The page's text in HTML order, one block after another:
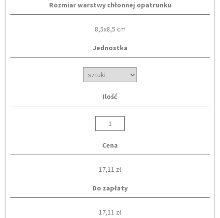
Rozmiar warstwy chłonnej opatrunku
8,5x8,5 cm
Jednostka
Ilość
Cena
17,11 zł
Do zapłaty
17,11 zł